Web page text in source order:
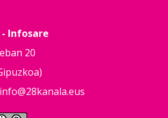
- Infosare
20
info@28kanala.eus